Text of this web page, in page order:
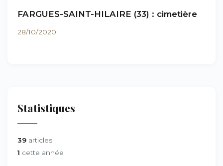
FARGUES-SAINT-HILAIRE (33) : cimetière
28/10/2020
Statistiques
39 articles
1 cette année